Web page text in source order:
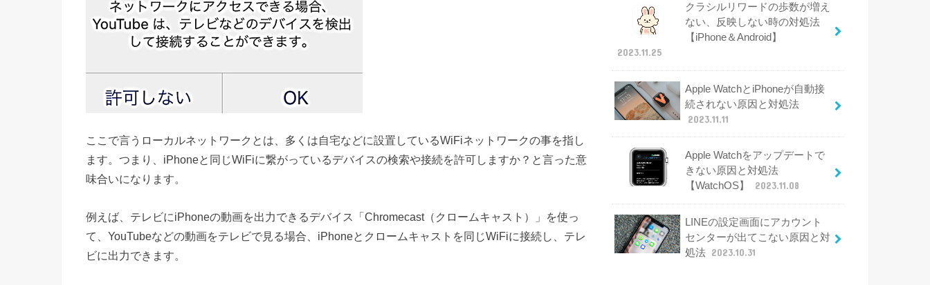
ここで言うローカルネットワークとは、多くは自宅などに設置しているWiFiネットワークの事を指し
ます。つまり、iPhoneと同じWiFiに繋がっているデバイスの検索や接続を許可しますか？と言った意
味合いになります。
例えば、テレビにiPhoneの動画を出力できるデバイス「Chromecast（クロームキャスト）」を使っ
て、YouTubeなどの動画をテレビで見る場合、iPhoneとクロームキャストを同じWiFiに接続し、テレ
ビに出力できます。
クラシルリワードの歩数が増え
ない、反映しない時の対処法
【iPhone＆Android】
2023.11.25
Apple WatchとiPhoneが自動接
続されない原因と対処法
2023.11.11
Apple Watchをアップデートで
きない原因と対処法
【WatchOS】
2023.11.08
LINEの設定画面にアカウント
センターが出てこない原因と対
処法 2023.10.31